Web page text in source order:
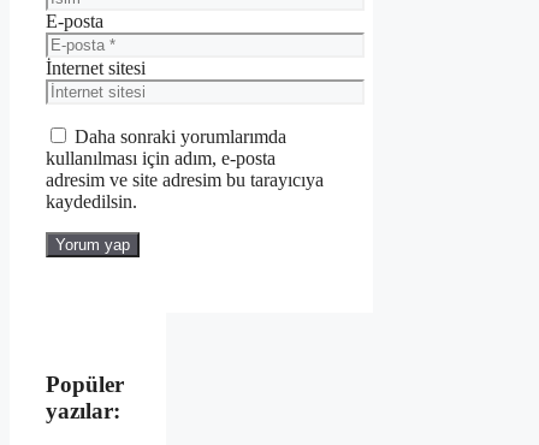
E-posta
İnternet sitesi
Daha sonraki yorumlarımda
kullanılması için adım, e-posta
adresim ve site adresim bu tarayıcıya
kaydedilsin.
Popüler
yazılar: